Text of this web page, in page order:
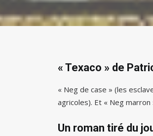
« Texaco » de
« Neg de case » (les
agricoles). Et « Neg
Un roman tiré du